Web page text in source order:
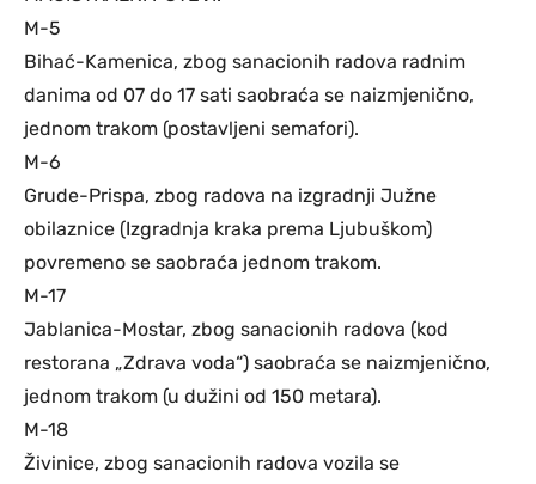
M-5
Bihać-Kamenica, zbog sanacionih radova radnim
danima od 07 do 17 sati saobraća se naizmjenično,
jednom trakom (postavljeni semafori).
M-6
Grude-Prispa, zbog radova na izgradnji Južne
obilaznice (Izgradnja kraka prema Ljubuškom)
povremeno se saobraća jednom trakom.
M-17
Jablanica-Mostar, zbog sanacionih radova (kod
restorana „Zdrava voda“) saobraća se naizmjenično,
jednom trakom (u dužini od 150 metara).
M-18
Živinice, zbog sanacionih radova vozila se